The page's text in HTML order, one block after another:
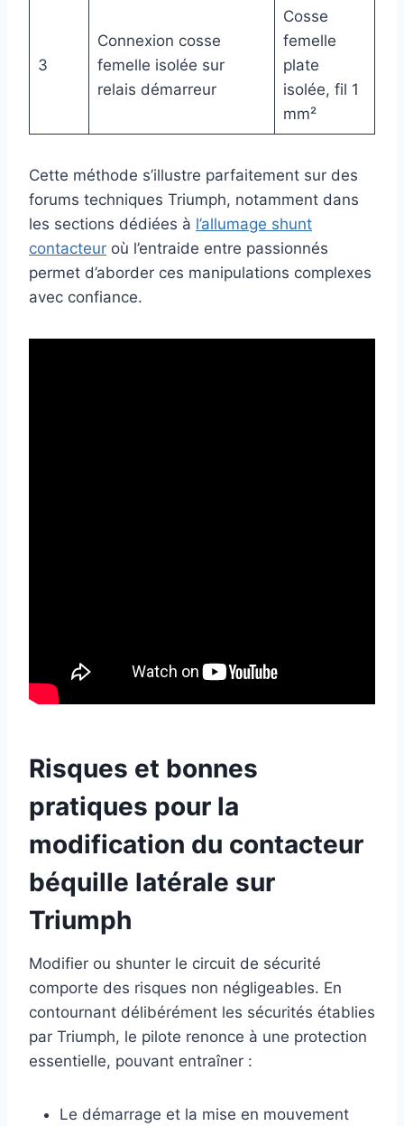
3
Connexion cosse
femelle isolée sur
relais démarreur
Cosse
femelle
plate
isolée, fil 1
mm²
Cette méthode s’illustre parfaitement sur des
forums techniques Triumph, notamment dans
les sections dédiées à l’allumage shunt
contacteur où l’entraide entre passionnés
permet d’aborder ces manipulations complexes
avec confiance.
Risques et bonnes
pratiques pour la
modification du contacteur
béquille latérale sur
Triumph
Modifier ou shunter le circuit de sécurité
comporte des risques non négligeables. En
contournant délibérément les sécurités établies
par Triumph, le pilote renonce à une protection
essentielle, pouvant entraîner :
Le démarrage et la mise en mouvement